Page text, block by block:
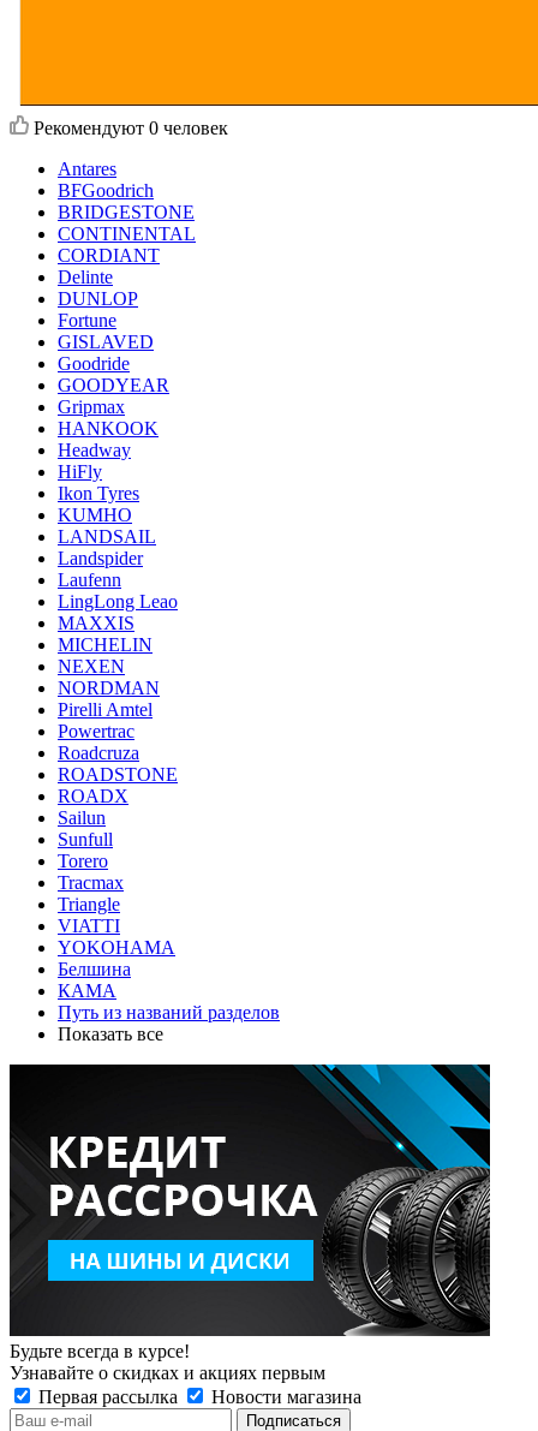
Рекомендуют 0 человек
Antares
BFGoodrich
BRIDGESTONE
CONTINENTAL
CORDIANT
Delinte
DUNLOP
Fortune
GISLAVED
Goodride
GOODYEAR
Gripmax
HANKOOK
Headway
HiFly
Ikon Tyres
KUMHO
LANDSAIL
Landspider
Laufenn
LingLong Leao
MAXXIS
MICHELIN
NEXEN
NORDMAN
Pirelli Amtel
Powertrac
Roadcruza
ROADSTONE
ROADX
Sailun
Sunfull
Torero
Tracmax
Triangle
VIATTI
YOKOHAMA
Белшина
КАМА
Путь из названий разделов
Показать все
Будьте всегда в курсе!
Узнавайте о скидках и акциях первым
Первая рассылка
Новости магазина